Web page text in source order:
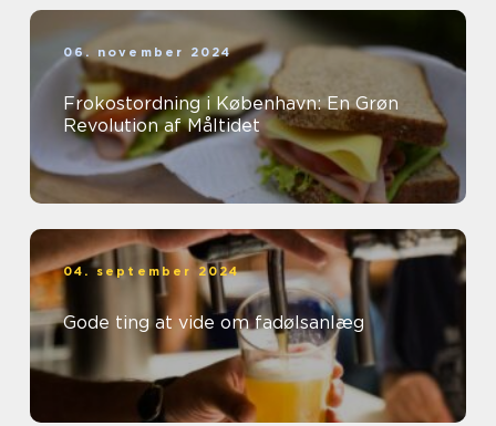
06. november 2024
Frokostordning i København: En Grøn
Revolution af Måltidet
04. september 2024
Gode ting at vide om fadølsanlæg